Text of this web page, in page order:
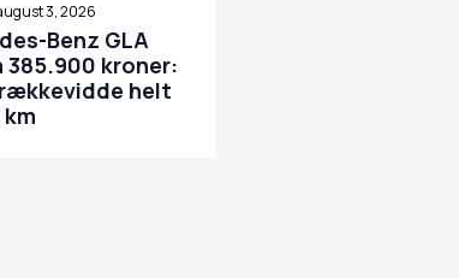
3, 2026
Benz GLA
385.900 kroner:
helt